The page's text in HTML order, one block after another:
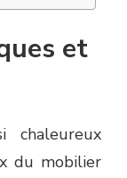
et
chaleureux
du mobilier